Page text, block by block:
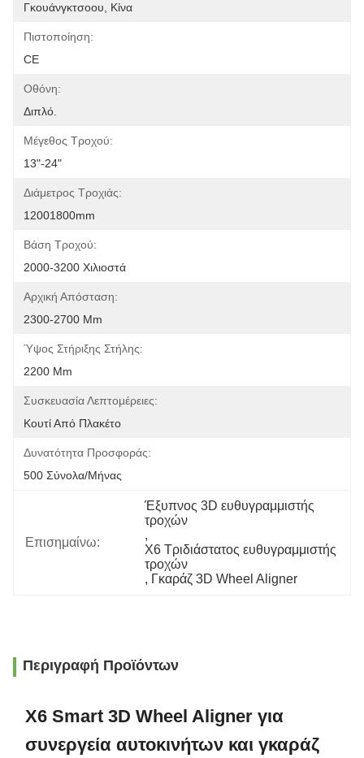
Γκουάνγκτσοου, Κίνα
Πιστοποίηση:
CE
Οθόνη:
Διπλό.
Μέγεθος Τροχού:
13"-24"
Διάμετρος Τροχιάς:
12001800mm
Βάση Τροχού:
2000-3200 Χιλιοστά
Αρχική Απόσταση:
2300-2700 Mm
Ύψος Στήριξης Στήλης:
2200 Mm
Συσκευασία Λεπτομέρειες:
Κουτί Από Πλακέτο
Δυνατότητα Προσφοράς:
500 Σύνολα/μήνας
Επισημαίνω:
Έξυπνος 3D ευθυγραμμιστής
τροχών
,
X6 Τριδιάστατος ευθυγραμμιστής
τροχών
, Γκαράζ 3D Wheel Aligner
Περιγραφή Προϊόντων
X6 Smart 3D Wheel Aligner για
συνεργεία αυτοκινήτων και γκαράζ